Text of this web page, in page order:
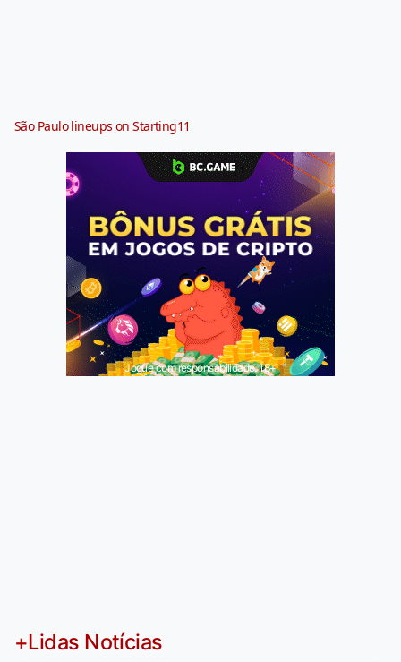
São Paulo lineups on Starting11
Jogue com responsabilidade. 18+
+Lidas Notícias